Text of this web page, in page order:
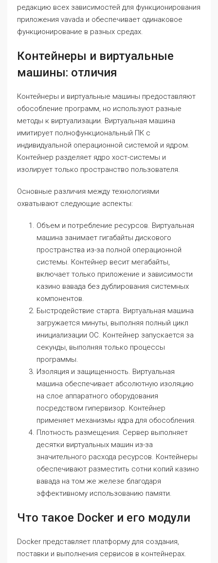
редакцию всех зависимостей для функционирования
приложения vavada и обеспечивает одинаковое
функционирование в разных средах.
Контейнеры и виртуальные
машины: отличия
Контейнеры и виртуальные машины предоставляют
обособление программ, но используют разные
методы к виртуализации. Виртуальная машина
имитирует полнофункциональный ПК с
индивидуальной операционной системой и ядром.
Контейнер разделяет ядро хост-системы и
изолирует только пространство пользователя.
Основные различия между технологиями
охватывают следующие аспекты:
Объем и потребление ресурсов. Виртуальная
машина занимает гигабайты дискового
пространства из-за полной операционной
системы. Контейнер весит мегабайты,
включает только приложение и зависимости
казино вавада без дублирования системных
компонентов.
Быстродействие старта. Виртуальная машина
загружается минуты, выполняя полный цикл
инициализации ОС. Контейнер запускается за
секунды, выполняя только процессы
программы.
Изоляция и защищенность. Виртуальная
машина обеспечивает абсолютную изоляцию
на слое аппаратного оборудования
посредством гипервизор. Контейнер
применяет механизмы ядра для обособления.
Плотность размещения. Сервер выполняет
десятки виртуальных машин из-за
значительного расхода ресурсов. Контейнеры
обеспечивают разместить сотни копий казино
вавада на том же железе благодаря
эффективному использованию памяти.
Что такое Docker и его модули
Docker представляет платформу для создания,
поставки и выполнения сервисов в контейнерах.